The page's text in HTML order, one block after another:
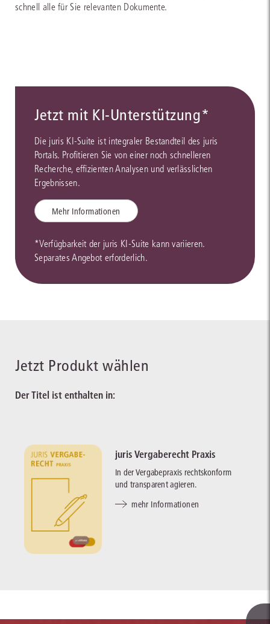
schnell alle für Sie relevanten Dokumente.
Jetzt mit KI-Unterstützung*
Die juris KI-Suite ist integraler Bestandteil des juris
Portals. Profitieren Sie von einer noch schnelleren
Recherche, effizienten Analysen und verlässlichen
Ergebnissen.
Mehr Informationen
*Verfügbarkeit der juris KI-Suite kann variieren.
Separates Angebot erforderlich.
Jetzt Produkt wählen
Der Titel ist enthalten in:
juris Vergaberecht Praxis
In der Vergabepraxis rechtskonform
und transparent agieren.
mehr Informationen